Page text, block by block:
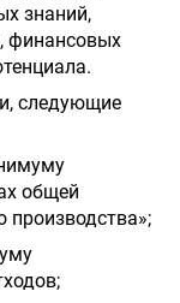
знаний,
финансовых
следующие
общей
производства»;